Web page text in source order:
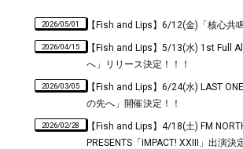
2026/05/01 【Fish and Lips】6/12(金)「核心共
2026/04/15
【Fish and Lips】5/13(水) 1st Full
へ」リリース決定！！！
2026/03/05
【Fish and Lips】6/24(水) LAST
の先へ」開催決定！！
2026/02/28
【Fish and Lips】4/18(土) FM
PRESENTS「IMPACT! XXIII」出演決